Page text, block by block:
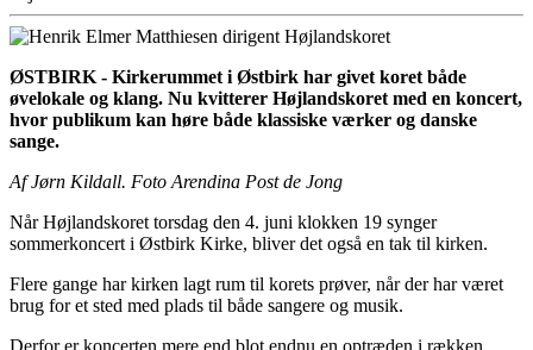
ØSTBIRK - Kirkerummet i Østbirk har givet koret både
øvelokale og klang. Nu kvitterer Højlandskoret med en koncert,
hvor publikum kan høre både klassiske værker og danske
sange.
Af Jørn Kildall. Foto Arendina Post de Jong
Når Højlandskoret torsdag den 4. juni klokken 19 synger
sommerkoncert i Østbirk Kirke, bliver det også en tak til kirken.
Flere gange har kirken lagt rum til korets prøver, når der har været
brug for et sted med plads til både sangere og musik.
Derfor er koncerten mere end blot endnu en optræden i rækken.